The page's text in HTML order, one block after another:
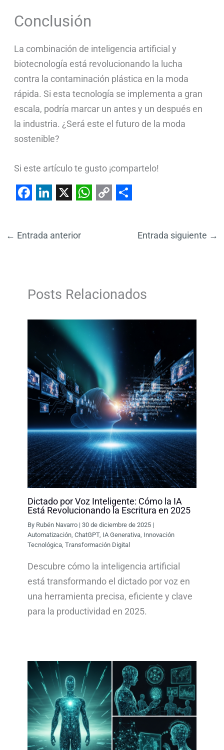
Conclusión
La combinación de inteligencia artificial y
biotecnología está revolucionando la lucha
contra la contaminación plástica en la moda
rápida. Si esta tecnología se implementa a gran
escala, podría marcar un antes y un después en
la industria. ¿Será este el futuro de la moda
sostenible?
Si este artículo te gusto ¡compartelo!
c
n
d
I
n
a
A
p
p
i
n
k
← Entrada anterior Entrada siguiente →
Posts Relacionados
Dictado por Voz Inteligente: Cómo la IA
Está Revolucionando la Escritura en 2025
By Rubén Navarro |30 de diciembre de 2025 |
Automatización ,ChatGPT, IA Generativa Innovación
Tecnológica ,Transformación Digital
Descubre cómo la inteligencia artificial
está transformando el dictado por voz en
una herramienta precisa, eficiente y clave
para la productividad en 2025.